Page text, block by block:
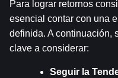
Para lograr retornos
esencial contar con una
definida. A continuación,
clave a considerar:
Seguir la